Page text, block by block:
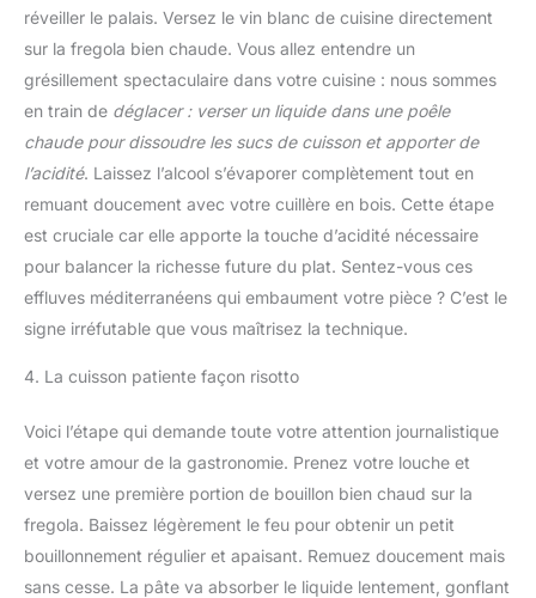
réveiller le palais. Versez le vin blanc de cuisine directement
sur la fregola bien chaude. Vous allez entendre un
grésillement spectaculaire dans votre cuisine : nous sommes
en train de déglacer : verser un liquide dans une poêle
chaude pour dissoudre les sucs de cuisson et apporter de
l’acidité. Laissez l’alcool s’évaporer complètement tout en
remuant doucement avec votre cuillère en bois. Cette étape
est cruciale car elle apporte la touche d’acidité nécessaire
pour balancer la richesse future du plat. Sentez-vous ces
effluves méditerranéens qui embaument votre pièce ? C’est le
signe irréfutable que vous maîtrisez la technique.
4. La cuisson patiente façon risotto
Voici l’étape qui demande toute votre attention journalistique
et votre amour de la gastronomie. Prenez votre louche et
versez une première portion de bouillon bien chaud sur la
fregola. Baissez légèrement le feu pour obtenir un petit
bouillonnement régulier et apaisant. Remuez doucement mais
sans cesse. La pâte va absorber le liquide lentement, gonflant